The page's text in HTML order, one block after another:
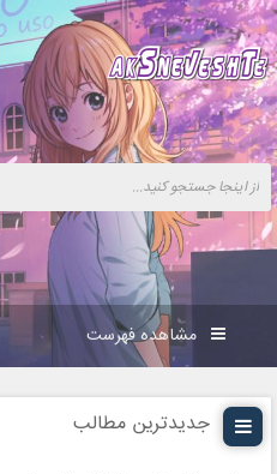
مشاهده فهرست
جدیدترین مطالب